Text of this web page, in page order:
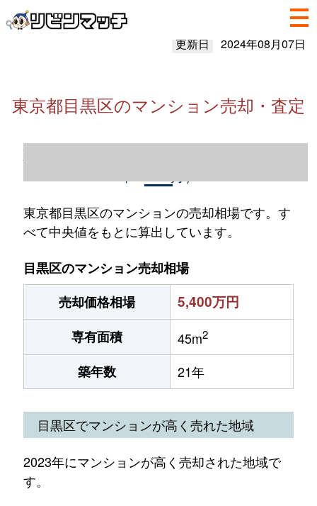
更新日 2024年08月07日
東京都目黒区のマンション売却・査定
東京都目黒区のマンション売却情報（2023
東京都目黒区のマンションの売却相場です。す
べて中央値をもとに算出しています。
目黒区のマンション売却相場
売却価格相場
5,400万円
専有面積 45m2
築年数 21年
目黒区でマンションが高く売れた地域
2023年にマンションが高く売却された地域で
す。